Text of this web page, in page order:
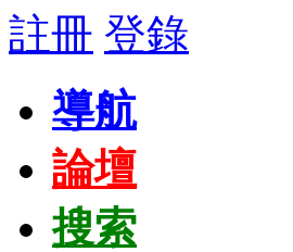
註冊 登錄
導航
論壇
搜索